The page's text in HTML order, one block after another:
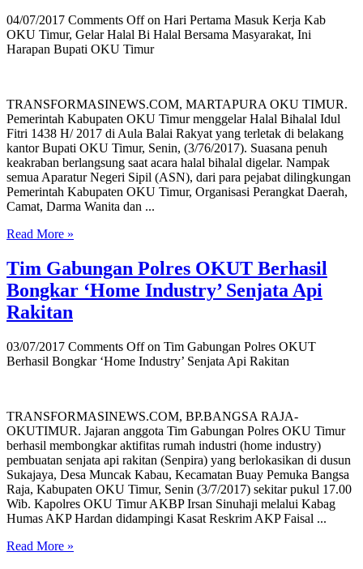
04/07/2017 Comments Offon Hari Pertama Masuk Kerja Kab
OKU Timur, Gelar Halal Bi Halal Bersama Masyarakat, Ini
Harapan Bupati OKU Timur
TRANSFORMASINEWS.COM, MARTAPURA OKU TIMUR.
Pemerintah Kabupaten OKU Timur menggelar Halal Bihalal Idul
Fitri 1438 H/ 2017 di Aula Balai Rakyat yang terletak di belakang
kantor Bupati OKU Timur, Senin, (3/76/2017). Suasana penuh
keakraban berlangsung saat acara halal bihalal digelar. Nampak
semua Aparatur Negeri Sipil (ASN), dari para pejabat dilingkungan
Pemerintah Kabupaten OKU Timur, Organisasi Perangkat Daerah,
Camat, Darma Wanita dan ...
Read More »
Tim Gabungan Polres OKUT Berhasil
Bongkar ‘Home Industry’ Senjata Api
Rakitan
03/07/2017 Comments Offon Tim Gabungan Polres OKUT
Berhasil Bongkar ‘Home Industry’ Senjata Api Rakitan
TRANSFORMASINEWS.COM, BP.BANGSA RAJA-
OKUTIMUR. Jajaran anggota Tim Gabungan Polres OKU Timur
berhasil membongkar aktifitas rumah industri (home industry)
pembuatan senjata api rakitan (Senpira) yang berlokasikan di dusun
Sukajaya, Desa Muncak Kabau, Kecamatan Buay Pemuka Bangsa
Raja, Kabupaten OKU Timur, Senin (3/7/2017) sekitar pukul 17.00
Wib. Kapolres OKU Timur AKBP Irsan Sinuhaji melalui Kabag
Humas AKP Hardan didampingi Kasat Reskrim AKP Faisal ...
Read More »